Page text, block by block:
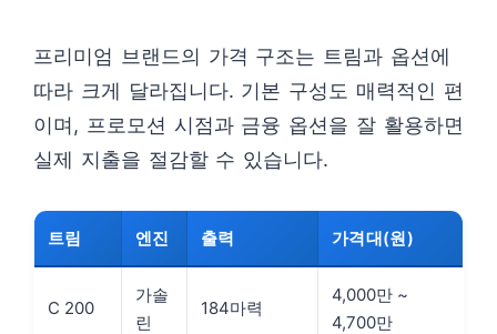
프리미엄 브랜드의 가격 구조는 트림과 옵션에
따라 크게 달라집니다. 기본 구성도 매력적인 편
이며, 프로모션 시점과 금융 옵션을 잘 활용하면
실제 지출을 절감할 수 있습니다.
트림 엔진 출력 가격대(원)
C 200
가솔
린
184마력
4,000만 ~
4,700만